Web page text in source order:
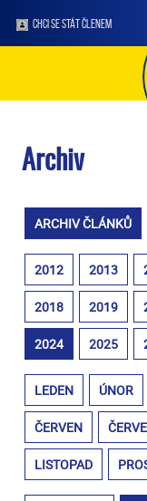
CHCI SE STÁT ČLENEM
Archiv
ARCHIV ČLÁNKŮ
2012 2013
2018 2019
2024 2025
LEDEN ÚNOR
ČERVEN
LISTOPAD